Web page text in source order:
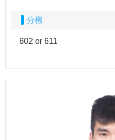
分機
602 or 611